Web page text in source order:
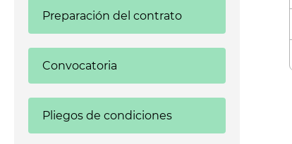
Preparación del contrato
Convocatoria
Pliegos de condiciones